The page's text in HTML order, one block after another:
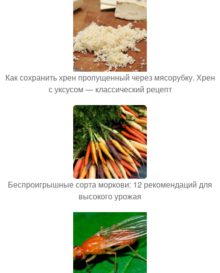
Как сохранить хрен пропущенный через мясорубку. Хрен
с уксусом — классический рецепт
Беспроигрышные сорта моркови: 12 рекомендаций для
высокого урожая